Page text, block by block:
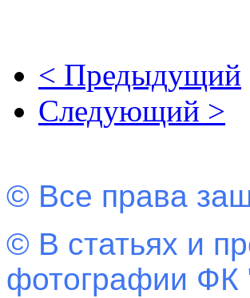
< Предыдущий
Следующий >
© Все права
© В статьях и
фотографии ФК